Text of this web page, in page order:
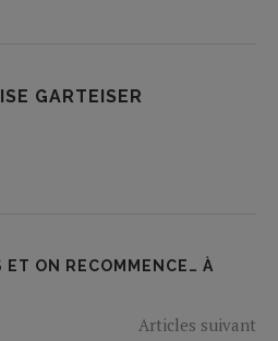
GARTEISER
ET ON RECOMMENCE… À
Articles suivant